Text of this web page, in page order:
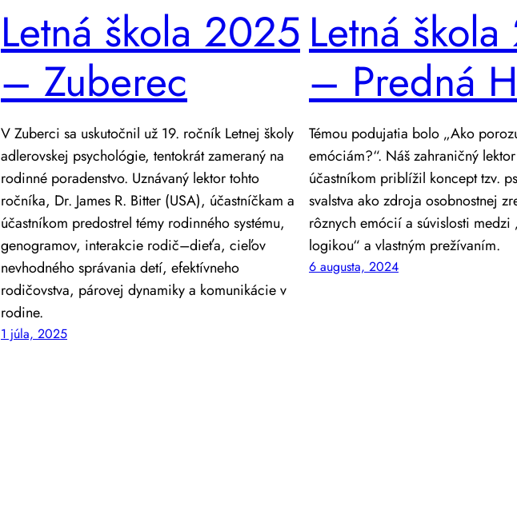
Letná škola 2025
– Zuberec
V Zuberci sa uskutočnil už 19. ročník Letnej školy
adlerovskej psychológie, tentokrát zameraný na
rodinné poradenstvo. Uznávaný lektor tohto
ročníka, Dr. James R. Bitter (USA), účastníčkam a
účastníkom predostrel témy rodinného systému,
genogramov, interakcie rodič–dieťa, cieľov
nevhodného správania detí, efektívneho
rodičovstva, párovej dynamiky a komunikácie v
rodine.
1 júla, 2025
Letná
– Predná
Témou podujatia bolo „Ako
emóciám?“. Náš zahraničný
účastníkom priblížil koncept tzv.
svalstva ako zdroja osobnostnej
rôznych emócií a súvislosti medzi
logikou“ a vlastným prežívaním.
6 augusta, 2024